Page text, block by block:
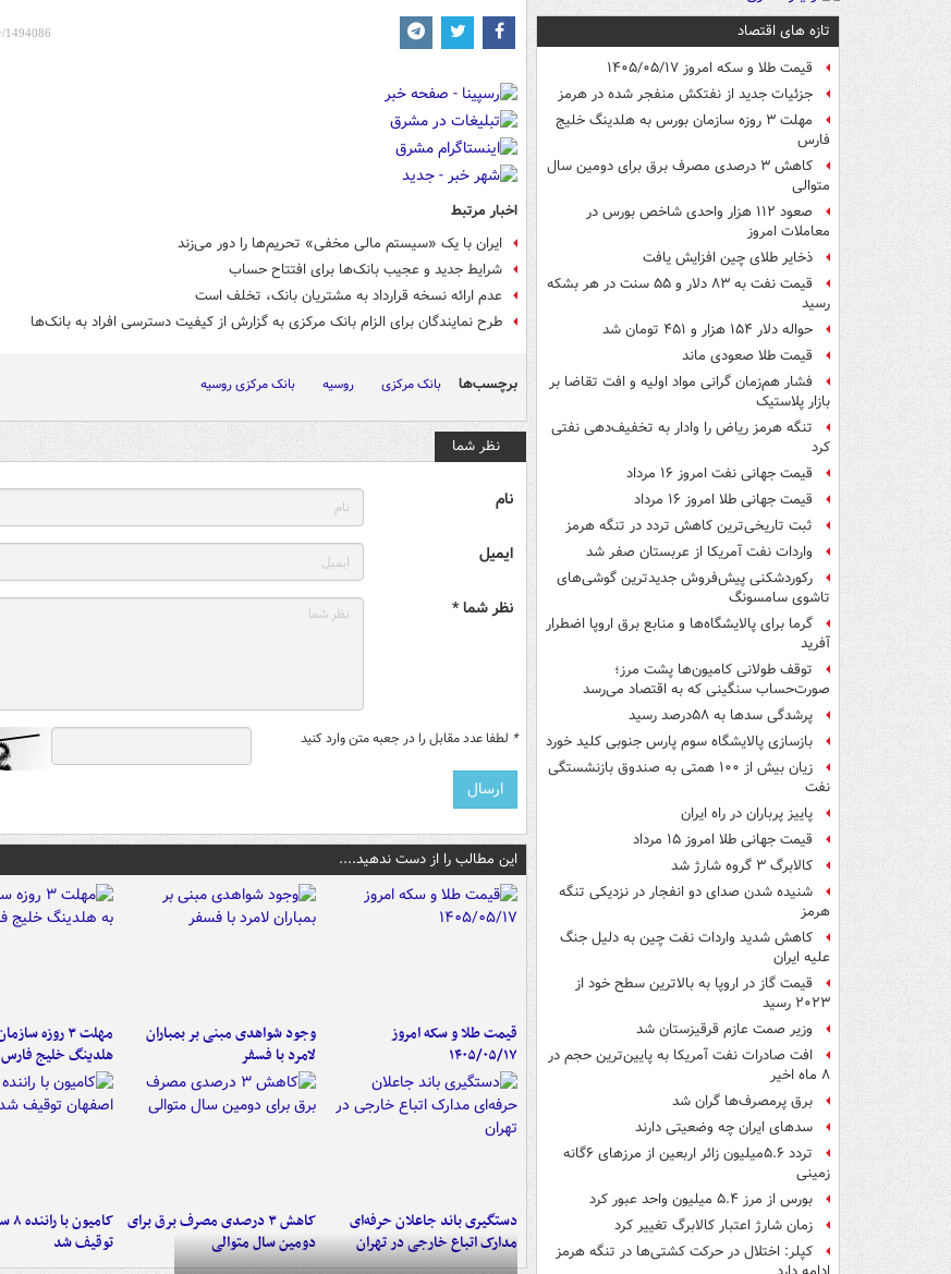
تازه های اقتصاد
قیمت طلا و سکه امروز ۱۴۰۵/۰۵/۱۷
جزئیات جدید از نفتکش منفجر شده در هرمز
مهلت ۳ روزه سازمان بورس به هلدینگ خلیج
فارس
کاهش ۳ درصدی مصرف برق برای دومین سال
متوالی
صعود ۱۱۲ هزار واحدی شاخص بورس در
معاملات امروز
ذخایر طلای چین افزایش یافت
قیمت نفت به ۸۳ دلار و ۵۵ سنت در هر بشکه
رسید
حواله دلار ۱۵۴ هزار و ۴۵۱ تومان شد
قیمت طلا صعودی ماند
فشار هم‌زمان گرانی مواد اولیه و افت تقاضا بر
بازار پلاستیک
تنگه هرمز ریاض را وادار به تخفیف‌دهی نفتی
کرد
قیمت جهانی نفت امروز ۱۶ مرداد
قیمت جهانی طلا امروز ۱۶ مرداد
ثبت تاریخی‌ترین کاهش تردد در تنگه هرمز
واردات نفت آمریکا از عربستان صفر شد
رکوردشکنی پیش‌فروش جدیدترین گوشی‌های
تاشوی سامسونگ
گرما برای پالایشگاه‌ها و منابع برق اروپا اضطرار
آفرید
توقف طولانی کامیون‌ها پشت مرز؛
صورت‌حساب سنگینی که به اقتصاد می‌رسد
پرشدگی سدها به ۵۸درصد رسید
بازسازی پالایشگاه سوم پارس جنوبی کلید خورد
زیان بیش از ۱۰۰ همتی به صندوق‌ بازنشستگی
نفت
پاییز پرباران در راه ایران
قیمت جهانی طلا امروز ۱۵ مرداد
کالابرگ ۳ گروه شارژ شد
شنیده شدن صدای دو انفجار در نزدیکی تنگه
هرمز
کاهش شدید واردات نفت چین به دلیل جنگ
علیه ایران
قیمت گاز در اروپا به بالاترین سطح خود از
۲۰۲۳ رسید
وزیر صمت عازم قرقیزستان شد
افت صادرات نفت آمریکا به پایین‌ترین حجم در
۸ ماه اخیر
برق پرمصرف‌ها گران شد
سدهای ایران چه وضعیتی دارند
تردد ۵.۶میلیون زائر اربعین از مرزهای ۶گانه
زمینی
بورس از مرز ۵.۴ میلیون واحد عبور کرد
زمان شارژ اعتبار کالابرگ تغییر کرد
کپلر: اختلال در حرکت کشتی‌ها در تنگه هرمز
اخبار مرتبط
ایران با یک «سیستم مالی مخفی» تحریم‌ها را دور می‌زند
شرایط جدید و عجیب بانک‌ها برای افتتاح حساب
عدم ارائه نسخه قرارداد به مشتریان بانک، تخلف است
طرح نمایندگان برای الزام بانک مرکزی به گزارش از کیفیت دسترسی افراد به بانک‌ها
برچسب‌ها بانک مرکزی روسیه بانک مرکزی روسیه
نظر شما
نام
ایمیل
نظر شما *
* لطفا عدد مقابل را در جعبه متن وارد کنید
این مطالب را از دست ندهید....
قیمت طلا و سکه امروز
۱۴۰۵/۰۵/۱۷
وجود شواهدی مبنی بر بمباران
لامرد با فسفر
مهلت ۳ روزه
هلدینگ خلیج فارس
دستگیری باند جاعلان حرفه‌ای
مدارک اتباع خارجی در تهران
کاهش ۳ درصدی مصرف برق برای
دومین سال متوالی
توقیف شد